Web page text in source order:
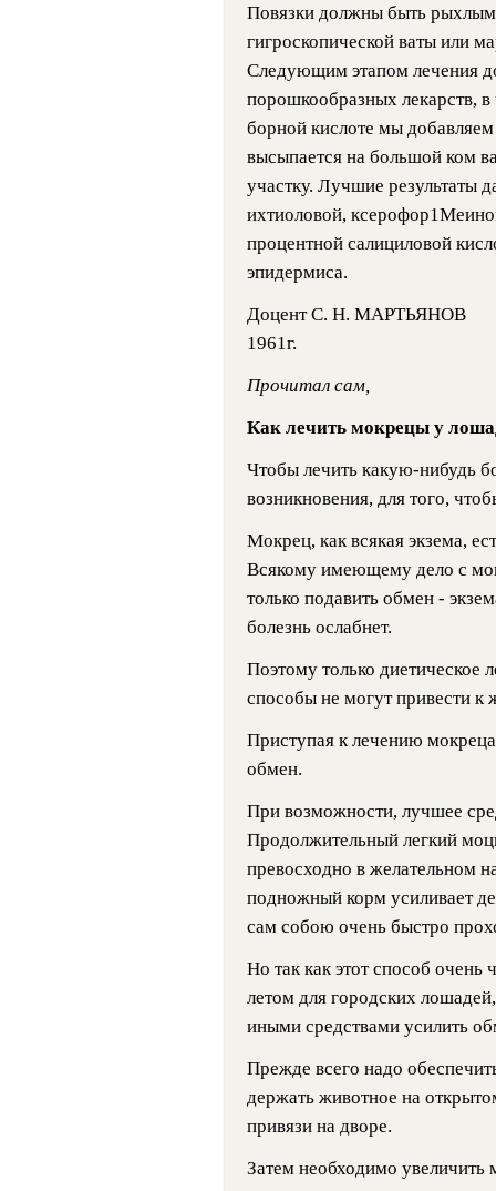
Повязки должны быть
гигроскопической ваты или
Следующим этапом лечения
порошкообразных лекарств,
борной кислоте мы
высыпается на большой ком
участку. Лучшие результаты
ихтиоловой,
процентной салициловой
эпидермиса.
Доцент С. Н. МАРТЬЯНОВ
1961г.
Прочитал сам,
Как лечить мокрецы у
Чтобы лечить какую-нибудь
возникновения, для того,
Мокрец, как всякая экзема,
Всякому имеющему дело с
только подавить обмен -
болезнь ослабнет.
Поэтому только диетическое
способы не могут привести к
Приступая к лечению
обмен.
При возможности, лучшее
Продолжительный легкий
превосходно в желательном
подножный корм усиливает
сам собою очень быстро
Но так как этот способ
летом для городских
иными средствами усилить
Прежде всего надо
держать животное на
привязи на дворе.
Затем необходимо увеличить